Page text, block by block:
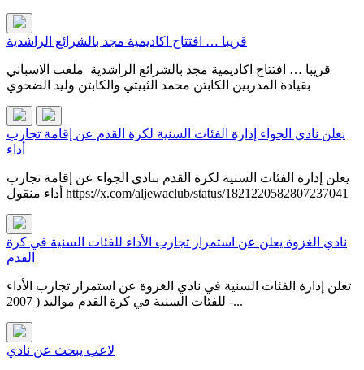
قريبا … افتتاح اكاديمية مجد بالشرائع الراشدية
قريبا … افتتاح اكاديمية مجد بالشرائع الراشدية ملعب الاسباني
يعلن نادي الجواء إدارة الفئات السنية لكرة القدم عن إقامة تجارب
أداء
يعلن إدارة الفئات السنية لكرة القدم بنادي الجواء عن إقامة تجارب
أداء منقول https://x.com/aljewaclub/status/1821220582807237041
نادي الغزوة يعلن عن استمرار تجارب الأداء للفئات السنية في كرة
القدم
تعلن إدارة الفئات السنية في نادي الغزوة عن استمرار تجارب الأداء
للفئات السنية في كرة القدم مواليد ( 2007 -...
لاعب يبحث عن نادي